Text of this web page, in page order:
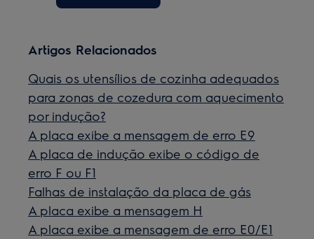
Artigos Relacionados
Quais os utensílios de cozinha adequados
para zonas de cozedura com aquecimento
por indução?
A placa exibe a mensagem de erro E9
A placa de indução exibe o código de
erro F ou F1
Falhas de instalação da placa de gás
A placa exibe a mensagem H
A placa exibe a mensagem de erro E0/E1